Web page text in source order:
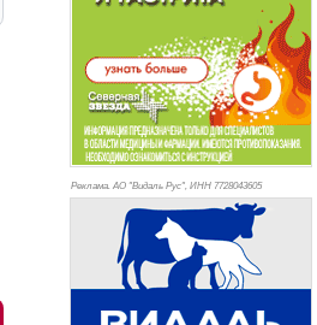
Реклама. АО "Видаль Рус", ИНН 7728043605